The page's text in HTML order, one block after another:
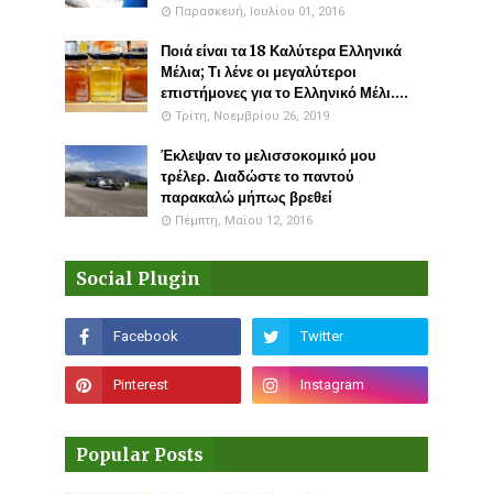
Παρασκευή, Ιουλίου 01, 2016
Ποιά είναι τα 18 Καλύτερα Ελληνικά
Μέλια; Τι λένε οι μεγαλύτεροι
επιστήμονες για το Ελληνικό Μέλι....
Τρίτη, Νοεμβρίου 26, 2019
Έκλεψαν το μελισσοκομικό μου
τρέλερ. Διαδώστε το παντού
παρακαλώ μήπως βρεθεί
Πέμπτη, Μαΐου 12, 2016
Social Plugin
Popular Posts